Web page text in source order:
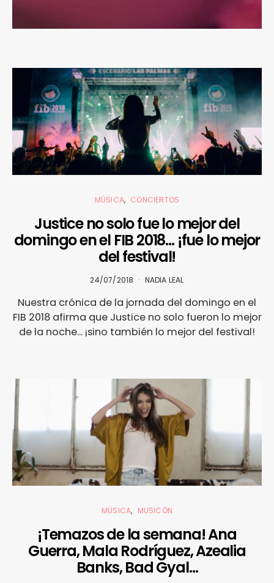
MÚSICA CONCIERTOS
Justice no solo fue lo mejor del
domingo en el FIB 2018… ¡fue lo mejor
del festival!
24/07/2018 NADIA LEAL
Nuestra crónica de la jornada del domingo en el
FIB 2018 afirma que Justice no solo fueron lo mejor
de la noche... ¡sino también lo mejor del festival!
MÚSICA MUSICÓN
¡Temazos de la semana! Ana
Guerra, Mala Rodríguez, Azealia
Banks, Bad Gyal…